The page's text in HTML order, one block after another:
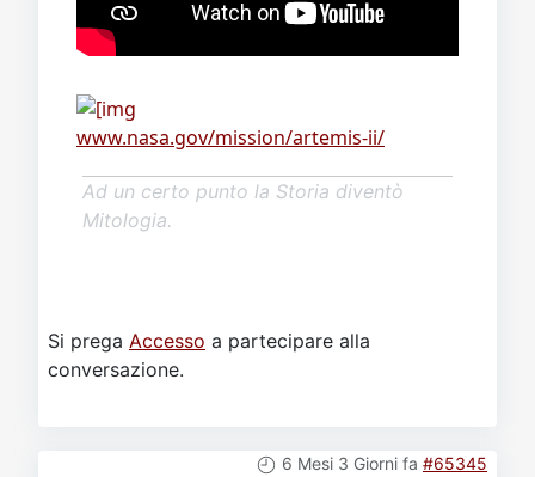
www.nasa.gov/mission/artemis-ii/
Ad un certo punto la Storia diventò
Mitologia.
Si prega Accesso a partecipare alla
conversazione.
6 Mesi 3 Giorni fa #65345